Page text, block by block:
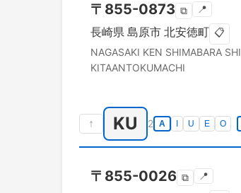
〒 855-0873 ⧉ 📍
長崎県 島原市 北安徳町 📋
NAGASAKI KEN SHIMABARA SHI
KITAANTOKUMACHI
↑ KU 2 A U E O
〒 855-0026 ⧉ 📍